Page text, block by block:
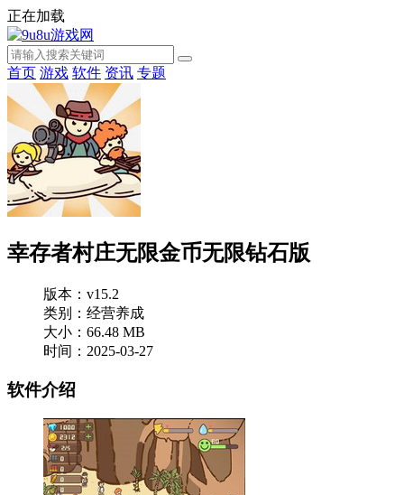
正在加载
首页 游戏 软件 资讯 专题
幸存者村庄无限金币无限钻石版
版本：v15.2
类别：经营养成
大小：66.48 MB
时间：2025-03-27
软件介绍